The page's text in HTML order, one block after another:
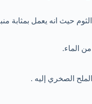
حيث انه يعمل بمثابة
الصخري إليه .